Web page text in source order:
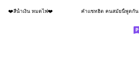
❤️สีน้ำเงิน หมดไฟ❤️ คำแชทฮิต คนสมัยนี้พูดกัน